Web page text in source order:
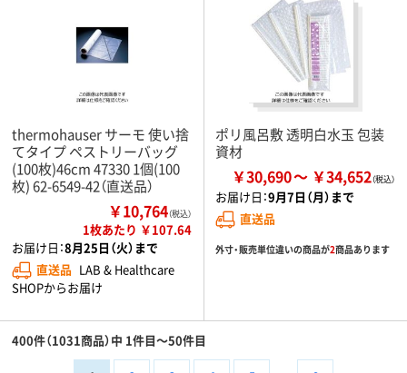
thermohauser サーモ 使い捨
てタイプ ペストリーバッグ
(100枚)46cm 47330 1個(100
枚) 62-6549-42（直送品）
￥10,764（税込）
1枚あたり ￥107.64
お届け日：8月25日（火）まで
直送品 LAB & Healthcare
SHOPからお届け
ポリ風呂敷 透明白水玉 包装
資材
￥30,690 ￥34,652
お届け日：9月7日（月）まで
直送品
外寸・販売単位違いの商品が2商品あります
400件（1031商品）中 1件目～50件目